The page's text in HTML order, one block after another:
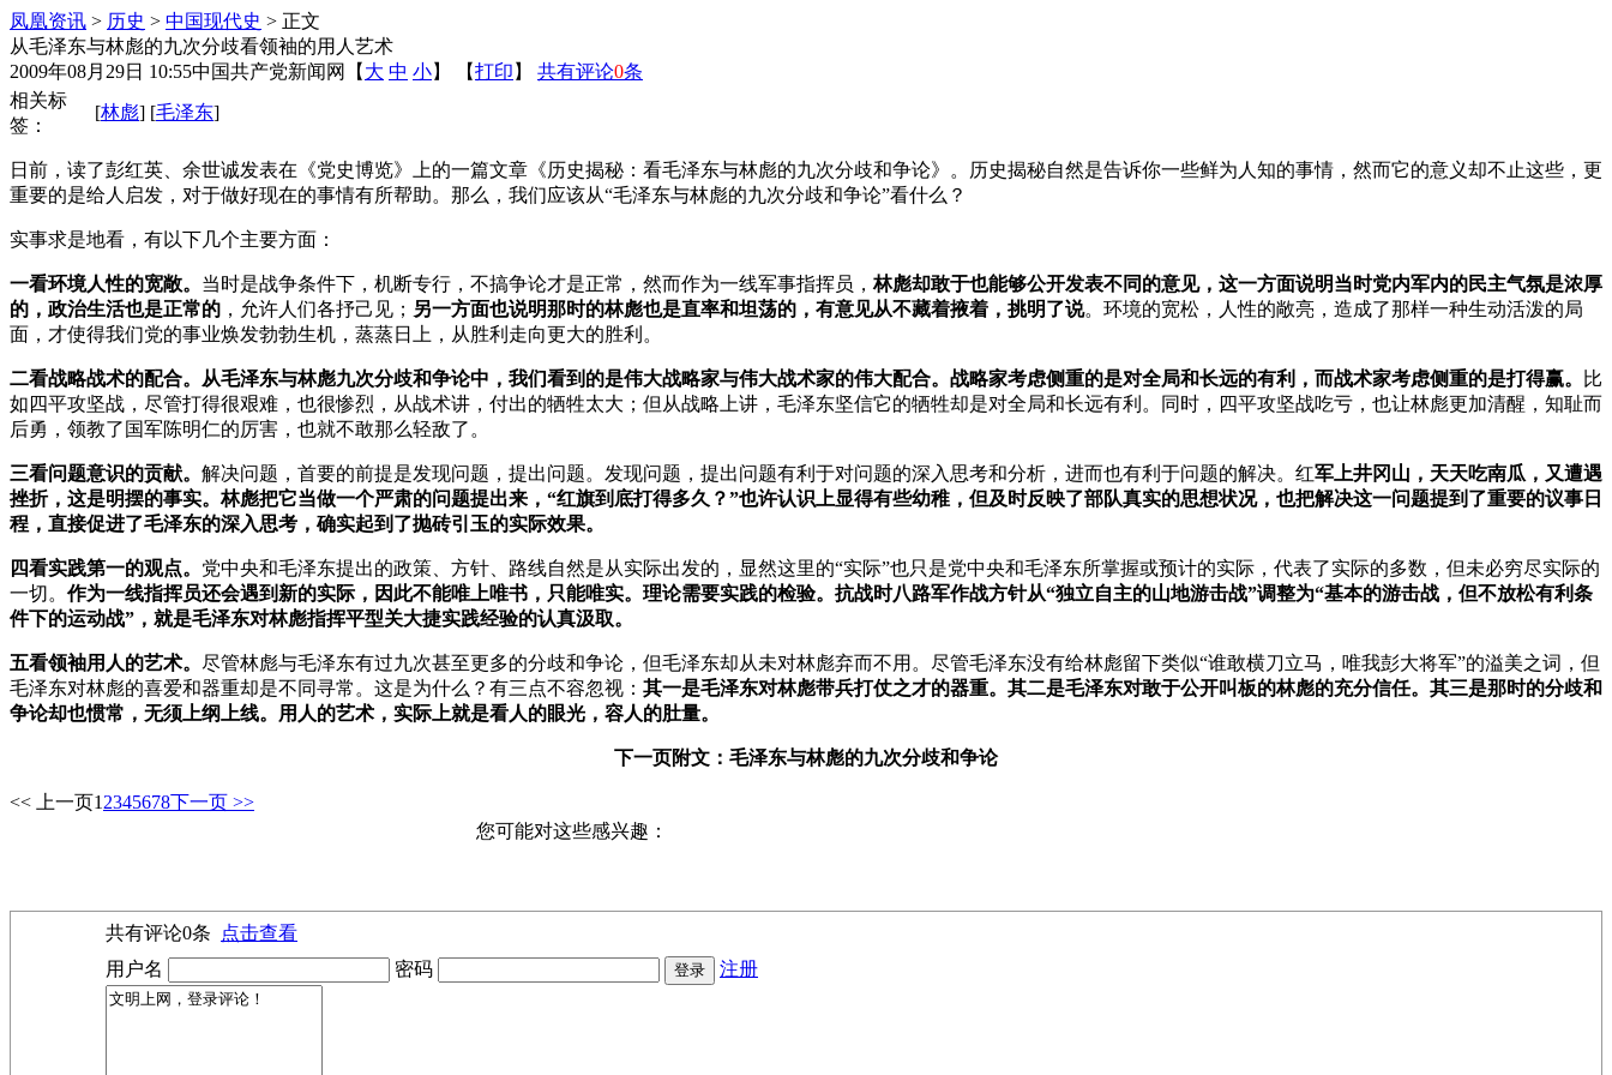
凤凰资讯 > 历史 > 中国现代史 > 正文
从毛泽东与林彪的九次分歧看领袖的用人艺术
2009年08月29日 10:55中国共产党新闻网 【 大 中 小】 【打印 】 共有评论0条
相关标
签：
[林彪] [毛泽东]
日前，读了彭红英、余世诚发表在《党史博览》上的一篇文章《历史揭秘：看毛泽东与林彪的九次分歧和争论》。历史揭秘自然是告诉你一些鲜为人知的事情，然而它的意义却不止这些，更
重要的是给人启发，对于做好现在的事情有所帮助。那么，我们应该从“毛泽东与林彪的九次分歧和争论”看什么？
实事求是地看，有以下几个主要方面：
一看环境人性的宽敞。 当时是战争条件下，机断专行，不搞争论才是正常，然而作为一线军事指挥员，林彪却敢于也能够公开发表不同的意见，这一方面说明当时党内军内的民主气氛是浓厚
的，政治生活也是正常的 ，允许人们各抒己见； 另一方面也说明那时的林彪也是直率和坦荡的，有意见从不藏着掖着，挑明了说。环境的宽松，人性的敞亮，造成了那样一种生动活泼的局
面，才使得我们党的事业焕发勃勃生机，蒸蒸日上，从胜利走向更大的胜利。
二看战略战术的配合。从毛泽东与林彪九次分歧和争论中，我们看到的是伟大战略家与伟大战术家的伟大配合。战略家考虑侧重的是对全局和长远的有利，而战术家考虑侧重的是打得赢。
比
如四平攻坚战，尽管打得很艰难，也很惨烈，从战术讲，付出的牺牲太大；但从战略上讲，毛泽东坚信它的牺牲却是对全局和长远有利。同时，四平攻坚战吃亏，也让林彪更加清醒，知耻而
后勇，领教了国军陈明仁的厉害，也就不敢那么轻敌了。
三看问题意识的贡献。 解决问题，首要的前提是发现问题，提出问题。发现问题，提出问题有利于对问题的深入思考和分析，进而也有利于问题的解决。红军上井冈山，天天吃南瓜，又遭遇
挫折，这是明摆的事实。林彪把它当做一个严肃的问题提出来，“红旗到底打得多久？”也许认识上显得有些幼稚，但及时反映了部队真实的思想状况，也把解决这一问题提到了重要的议事日
程，直接促进了毛泽东的深入思考，确实起到了抛砖引玉的实际效果。
四看实践第一的观点。 党中央和毛泽东提出的政策、方针、路线自然是从实际出发的，显然这里的“实际”也只是党中央和毛泽东所掌握或预计的实际，代表了实际的多数，但未必穷尽实际的
一切。 作为一线指挥员还会遇到新的实际，因此不能唯上唯书，只能唯实。理论需要实践的检验。抗战时八路军作战方针从“独立自主的山地游击战”调整为“基本的游击战，但不放松有利条
件下的运动战”，就是毛泽东对林彪指挥平型关大捷实践经验的认真汲取。
五看领袖用人的艺术。 尽管林彪与毛泽东有过九次甚至更多的分歧和争论，但毛泽东却从未对林彪弃而不用。尽管毛泽东没有给林彪留下类似“谁敢横刀立马，唯我彭大将军”的溢美之词，但
毛泽东对林彪的喜爱和器重却是不同寻常。这是为什么？有三点不容忽视： 其一是毛泽东对林彪带兵打仗之才的器重。其二是毛泽东对敢于公开叫板的林彪的充分信任。其三是那时的分歧和
争论却也惯常，无须上纲上线。用人的艺术，实际上就是看人的眼光，容人的肚量。
下一页附文： 毛泽东与林彪的九次分歧和争论
<< 上一页1 2345678下一页 >>
您可能对这些感兴趣：
共有评论0条
点击查看
用户名
密码 注册